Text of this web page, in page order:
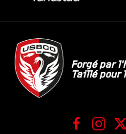
Forgé par
Taillé pour